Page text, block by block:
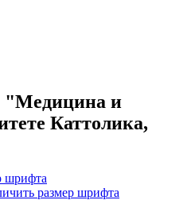
"Медицина и
Каттолика,
шрифта
размер шрифта